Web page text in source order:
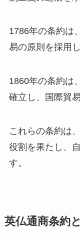
1786年の条約は
易の原則を採用し
1860年の条約は
確立し、国際貿
これらの条約は
役割を果たし、
す。
英仏通商条約